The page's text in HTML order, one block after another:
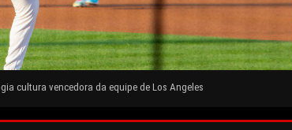
cultura vencedora da equipe de Los Angeles